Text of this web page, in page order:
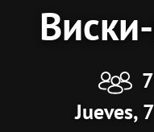
Jueves,